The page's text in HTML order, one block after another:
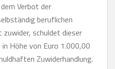
Verbot der
beruflichen
schuldet dieser
Höhe von Euro 1.000,00
Zuwiderhandlung.